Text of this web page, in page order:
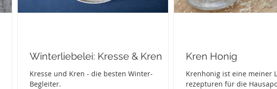
Winterliebelei: Kresse & Kren
Kresse und Kren - die besten Winter-
Begleiter.
Kren Honig
Krenhonig ist eine meiner
rezepturen für die